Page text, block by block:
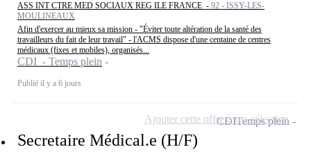
ASS INT CTRE MED SOCIAUX REG ILE FRANCE - 92 - ISSY-LES-
MOULINEAUX
Afin d'exercer au mieux sa mission - "Éviter toute altération de la santé des
travailleurs du fait de leur travail" - l'ACMS dispose d'une centaine de centres
médicaux (fixes et mobiles), organisés...
CDI - Temps plein
Publié il y a 6 jours
Secretaire Médical.e (H/F)
CDITemps plein
Ajouter cette offre à ma sélection